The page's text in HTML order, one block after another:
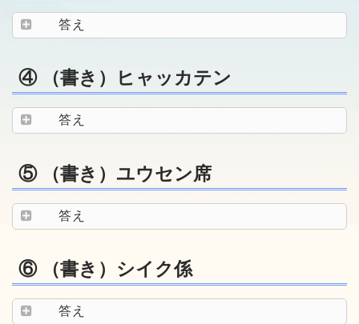
答え
④ （書き）ヒャッカテン
答え
⑤ （書き）ユウセン席
答え
⑥ （書き）シイク係
答え